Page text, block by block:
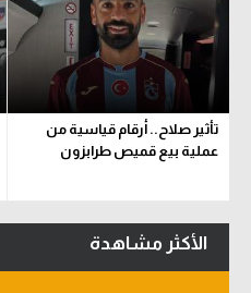
تأثير صلاح.. أرقام قياسية من
عملية بيع قميص طرابزون
الأكثر مشاهدة